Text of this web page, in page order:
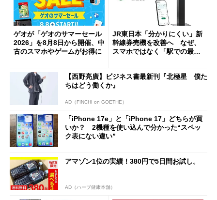
ゲオが「ゲオのサマーセール
2026」を8月8日から開催、中
古のスマホやゲームがお得に
JR東日本「分かりにくい」新
幹線券売機を改善へ なぜ、
スマホではなく「駅での最短
【西野亮廣】ビジネス書最新刊『北極星 僕た
ちはどう働くか』
AD（FINCHI on GOETHE）
「iPhone 17e」と「iPhone 17」どちらが買
いか？ 2機種を使い込んで分かった“スペッ
ク表にない違い”
アマゾン1位の実績！380円で5日間お試し。
AD（ハーブ健康本舗）